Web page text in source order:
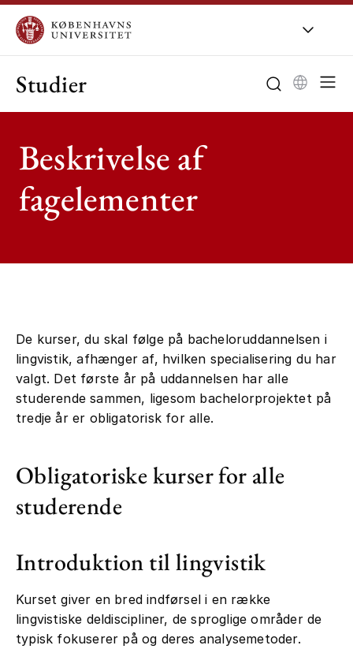
Studier
Beskrivelse af
fagelementer
De kurser, du skal følge på bacheloruddannelsen i
lingvistik, afhænger af, hvilken specialisering du har
valgt. Det første år på uddannelsen har alle
studerende sammen, ligesom bachelorprojektet på
tredje år er obligatorisk for alle.
Obligatoriske kurser for alle
studerende
Introduktion til lingvistik
Kurset giver en bred indførsel i en række
lingvistiske deldiscipliner, de sproglige områder de
typisk fokuserer på og deres analysemetoder.